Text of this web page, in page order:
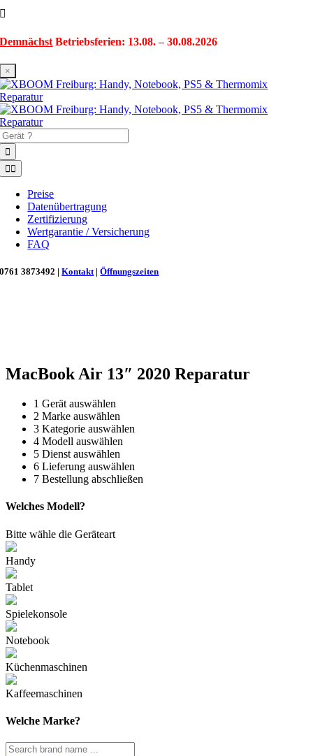
springen
Demnächst Betriebsferien: 13.08. – 30.08.2026
×
Toggle
Navigation
Preise
Datenübertragung
Zertifizierung
Wertgarantie / Versicherung
FAQ
0761 3873492 |Kontakt |Öffnungszeiten
MacBook Air 13″ 2020 Reparatur
1 Gerät auswählen
2 Marke auswählen
3 Kategorie auswählen
4 Modell auswählen
5 Dienst auswählen
6 Lieferung auswählen
7 Bestellung abschließen
Welches Modell?
Bitte wähle die Geräteart
Handy
Tablet
Spielekonsole
Notebook
Küchenmaschinen
Kaffeemaschinen
Welche Marke?